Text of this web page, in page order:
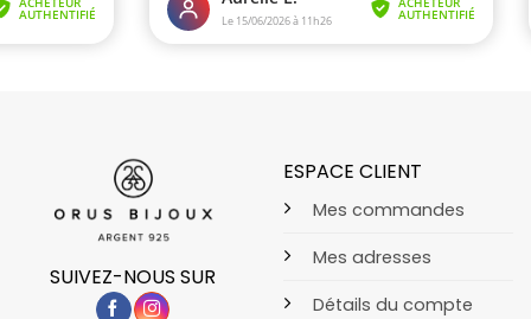
SUIVEZ-NOUS SUR
ESPACE CLIENT
Mes commandes
Mes adresses
Détails du compte